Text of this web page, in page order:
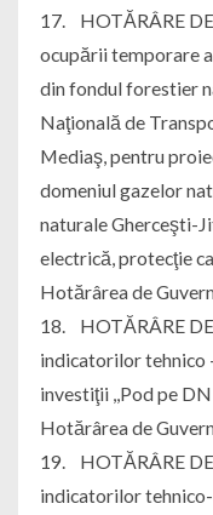
17. HOTĂRÂRE
ocupării temporare
din fondul forestier
Naţională de
Mediaş, pentru
domeniul gazelor
naturale Gherceşti-
electrică, protecţie
Hotărârea de
18. HOTĂRÂRE
indicatorilor tehnico
investiţii ,,Pod pe
Hotărârea de
19. HOTĂRÂRE
indicatorilor